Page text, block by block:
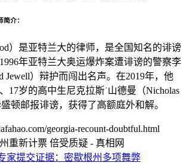
介：
）是亚特兰大的律师，是全国知名的诽谤
年亚特兰大奥运爆炸案遭诽谤的警察李
Jewell）辩护而闯出名声。在2019年，他
17岁的高中生尼克拉斯˙山德曼（Nicholas
盛顿邮报诽谤，获得了高额庭外和解。
georgia-recount-doubtful.html
重新计票 倍受质疑 - 真相网
家提交证据：密歇根州多项舞弊